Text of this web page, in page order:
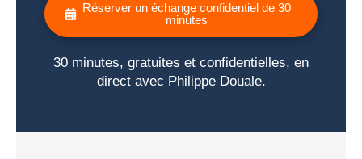
Réserver un échange confidentiel de 30
minutes
30 minutes, gratuites et confidentielles, en
direct avec Philippe Douale.